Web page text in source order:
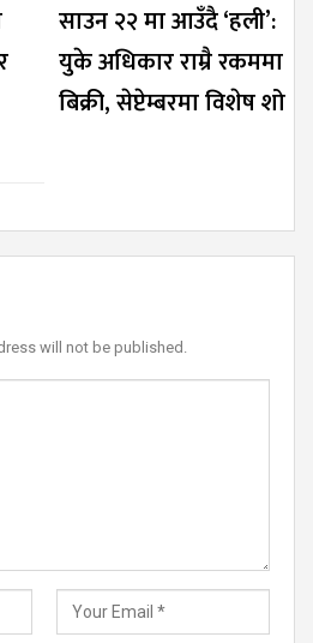
साउन २२ मा आउँदै ‘हली’:
युके अधिकार राम्रै रकममा
बिक्री, सेप्टेम्बरमा विशेष शो
will not be published.